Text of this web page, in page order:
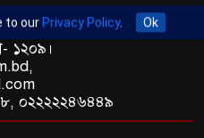
প্লট- ৪৬,রোড নং- ৯/এ,
১২০৯।
০২২২২২৪৬৪৪৯
to our Privacy Policy. Ok